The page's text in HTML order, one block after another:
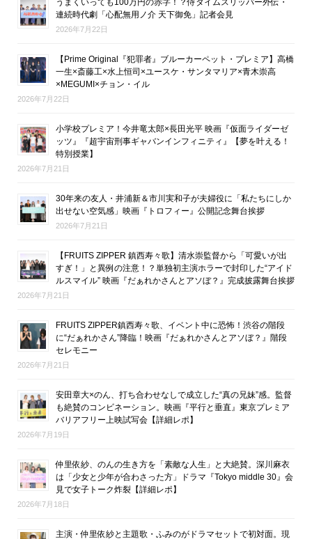
うまくいっても100万円の赤字！？侍タイムスリッパー外伝・
連続時代劇「心配無用ノ介 天下御免」記者会見
2026年7月22日
【Prime Original『犯罪者』ブルーカーペット・プレミア】高橋
一生×斎藤工×水上恒司×ユースケ・サンタマリア×青木崇高
×MEGUMI×チョン・イル
2026年7月22日
小学校プレミア！今井竜太郎×長田光平 映画『仮面ライダーゼ
ッツ』『超宇宙刑事ギャバンインフィニティ』【夢を叶える！
特別授業】
2026年7月21日
30年来の友人・井浦新＆市川実和子が夫婦役に「私たちにしか
出せない空気感」映画『トロフィー』公開記念舞台挨拶
2026年7月21日
【FRUITS ZIPPER 鎮西寿々歌】清水崇監督から「可愛いが出
すぎ！」と異例の注意！？単独初主演ホラーで封印した“アイド
ルスマイル” 映画『だぁれかさんとアソぼ？』完成披露舞台挨拶
2026年7月21日
FRUITS ZIPPER鎮西寿々歌、イベント中に恐怖！渋谷の階段
に“だぁれかさん”降臨！映画『だぁれかさんとアソぼ？』階段
セレモニー
2026年7月21日
安田章大×のん、打ち合わせなしで成立した“真の兄妹”感。監督
も絶賛のコンビネーション。映画『平行と垂直』東京プレミア
バリアフリー上映試写会【詳細レポ】
2026年7月19日
仲里依紗、のんの生き方を「素敵な人生」と大絶賛。深川麻衣
は「少女と少年が合わさった方」ドラマ『Tokyo middle 30』会
見で女子トーク炸裂【詳細レポ】
2026年7月18日
主演・仲里依紗と主題歌・ふみのがドラマセットで初対面。現